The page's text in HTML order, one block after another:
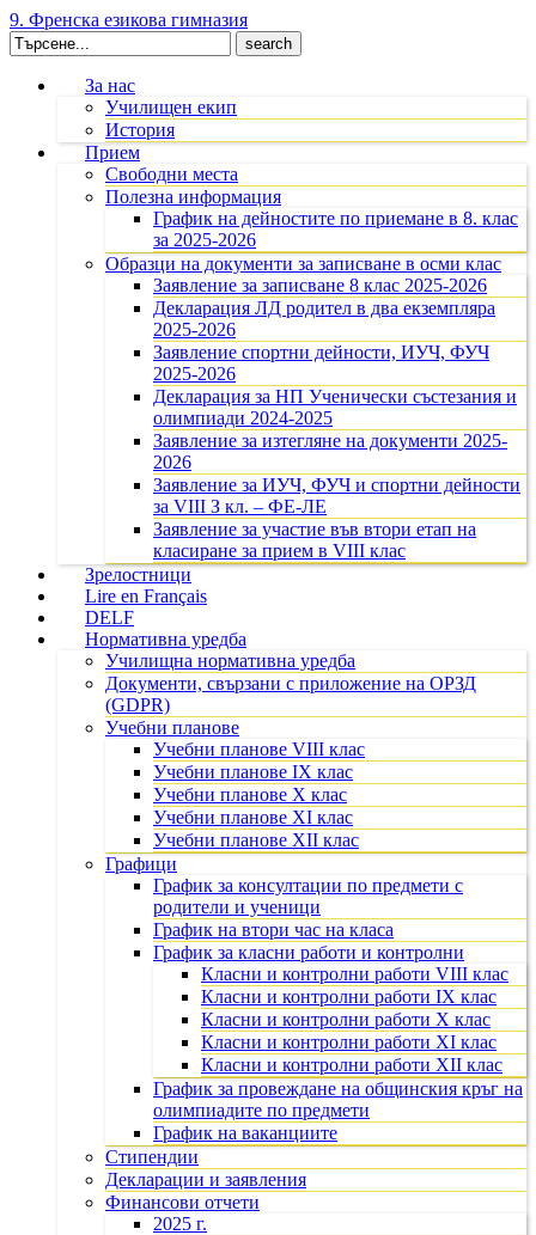
9. Френска езикова гимназия
Search
for:
За нас
Училищен екип
История
Прием
Свободни места
Полезна информация
График на дейностите по приемане в 8. клас
за 2025-2026
Образци на документи за записване в осми клас
Заявление за записване 8 клас 2025-2026
Декларация ЛД родител в два екземпляра
2025-2026
Заявление спортни дейности, ИУЧ, ФУЧ
2025-2026
Декларация за НП Ученически състезания и
олимпиади 2024-2025
Заявление за изтегляне на документи 2025-
2026
Заявление за ИУЧ, ФУЧ и спортни дейности
за VIII З кл. – ФЕ-ЛЕ
Заявление за участие във втори етап на
класиране за прием в VIII клас
Зрелостници
Lire en Français
DELF
Нормативна уредба
Училищна нормативна уредба
Документи, свързани с приложение на ОРЗД
(GDPR)
Учебни планове
Учебни планове VIII клас
Учебни планове IX клас
Учебни планове X клас
Учебни планове XI клас
Учебни планове XII клас
Графици
График за консултации по предмети с
родители и ученици
График на втори час на класа
График за класни работи и контролни
Класни и контролни работи VIII клас
Класни и контролни работи IX клас
Класни и контролни работи X клас
Класни и контролни работи XI клас
Класни и контролни работи XII клас
График за провеждане на общинския кръг на
олимпиадите по предмети
График на ваканциите
Стипендии
Декларации и заявления
Финансови отчети
2025 г.